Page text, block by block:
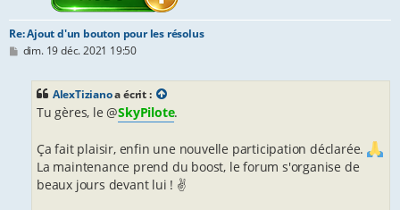
Re: Ajout d'un bouton pour les résolus
M
dim. 19 déc. 2021 19:50
AlexTizianoa écrit :
Tu gères, le @SkyPilote.
Ça fait plaisir, enfin une nouvelle participation déclarée.
La maintenance prend du boost, le forum s'organise de
beaux jours devant lui ! ✌